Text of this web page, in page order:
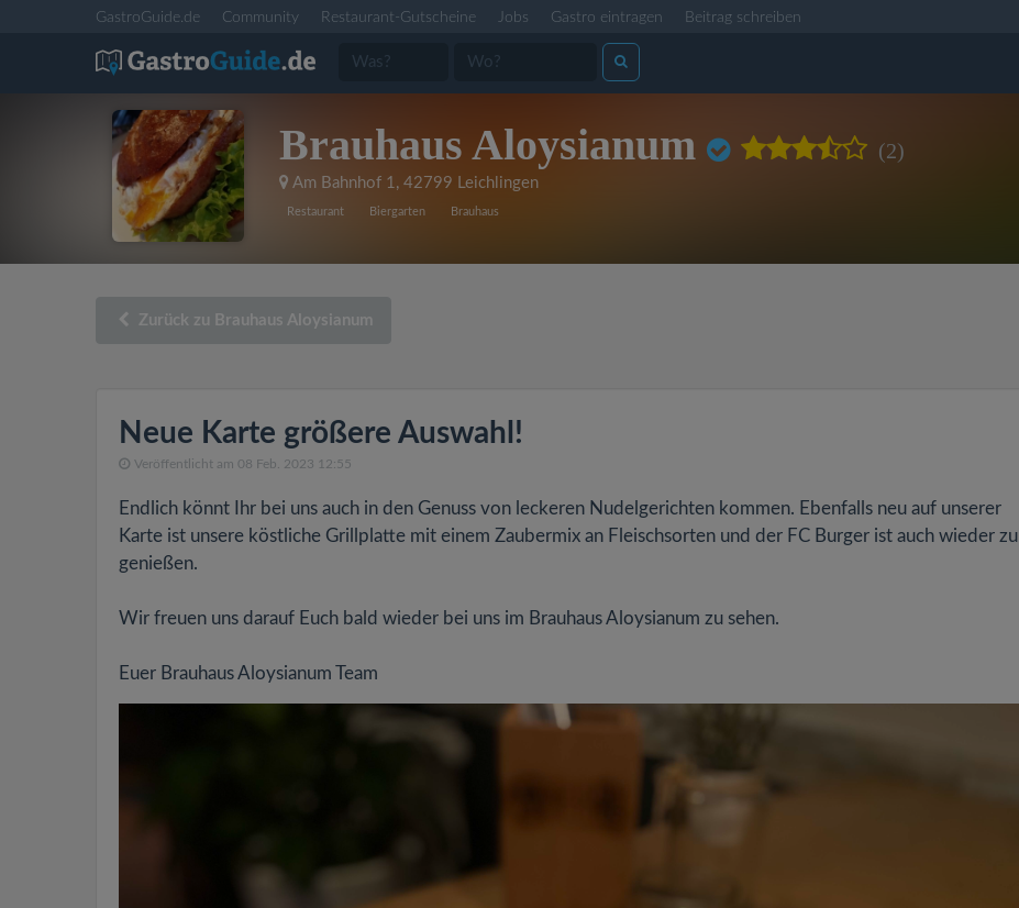
GastroGuide.de Community Restaurant-Gutscheine Jobs Gastro eintragen Beitrag schreiben
Brauhaus Aloysianum (2)
Am Bahnhof 1,42799 Leichlingen
Restaurant Biergarten Brauhaus
Zurück zu Brauhaus Aloysianum
Neue Karte größere Auswahl!
Veröffentlicht am 08 Feb. 2023 12:55
Endlich könnt Ihr bei uns auch in den Genuss von leckeren Nudelgerichten kommen. Ebenfalls neu auf unserer
Karte ist unsere köstliche Grillplatte mit einem Zaubermix an Fleischsorten und der FC Burger ist auch wieder zu
genießen.
Wir freuen uns darauf Euch bald wieder bei uns im Brauhaus Aloysianum zu sehen.
Euer Brauhaus Aloysianum Team